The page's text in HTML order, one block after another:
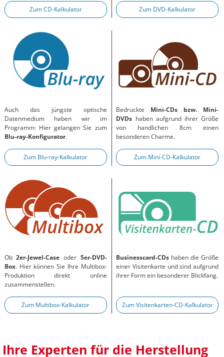
Zum CD-Kalkulator Zum DVD-Kalkulator
Auch das jüngste optische
Datenmedium haben wir im
Programm: Hier gelangen Sie zum
Blu-ray-Konfigurator.
Bedruckte Mini-CDs bzw. Mini-
DVDs haben aufgrund ihrer Größe
von handlichen 8cm einen
besonderen Charme.
Zum Blu-ray-Kalkulator Zum Mini-CD-Kalkulator
Ob2er-Jewel-Case oder 5er-DVD-
Box. Hier können Sie Ihre Multibox-
Produktion direkt online
zusammenstellen.
Businesscard-CDs haben die Größe
einer Visitenkarte und sind aufgrund
ihrer Form ein besonderer Blickfang.
Zum Multibox-Kalkulator Zum Visitenkarten-CD-Kalkulator
Ihre Experten für die Herstellung